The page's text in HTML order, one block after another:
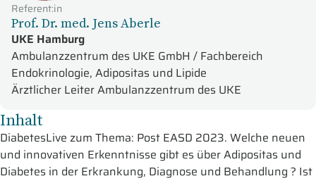
Referent:in
Prof. Dr. med. Jens Aberle
UKE Hamburg
Ambulanzzentrum des UKE GmbH / Fachbereich
Endokrinologie, Adipositas und Lipide
Ärztlicher Leiter Ambulanzzentrum des UKE
Inhalt
DiabetesLive zum Thema: Post EASD 2023. Welche neuen
und innovativen Erkenntnisse gibt es über Adipositas und
Diabetes in der Erkrankung, Diagnose und Behandlung ? Ist